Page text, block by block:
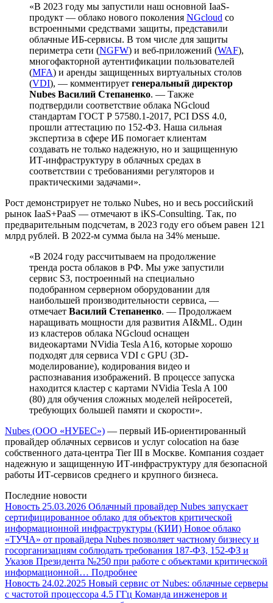
«‎В 2023 году мы запустили наш основной IaaS-
продукт — облако нового поколения NGcloud со
встроенными средствами защиты, представили
облачные ИБ-сервисы. В том числе для защиты
периметра сети (NGFW) и веб-приложений (WAF),
многофакторной аутентификации пользователей
(MFA) и аренды защищенных виртуальных столов
(VDI), — комментирует генеральный директор
Nubes Василий Степаненко. — Также
подтвердили соответствие облака NGcloud
стандартам ГОСТ Р 57580.1-2017, PCI DSS 4.0,
прошли аттестацию по 152-ФЗ. Наша сильная
экспертиза в сфере ИБ помогает клиентам
создавать не только надежную, но и защищенную
ИТ-инфраструктуру в облачных средах в
соответствии с требованиями регуляторов и
практическими задачами».
Рост демонстрирует не только Nubes, но и весь российский
рынок IaaS+PaaS — отмечают в iKS-Consulting. Так, по
предварительным подсчетам, в 2023 году его объем равен 121
млрд рублей. В 2022-м сумма была на 34% меньше.
«‎В 2024 году рассчитываем на продолжение
тренда роста облаков в РФ. Мы уже запустили
сервис S3, построенный на специально
подобранном серверном оборудовании для
наибольшей производительности сервиса, —
отмечает Василий Степаненко. — Продолжаем
наращивать мощности для развития AI&ML. Один
из кластеров облака NGсloud оснащен
видеокартами NVidia Tesla A16, которые хорошо
подходят для сервиса VDI с GPU (3D-
моделирование), кодирования видео и
распознавания изображений. В процессе запуска
находится кластер с картами NVidia Tesla A 100
(80) для обучения сложных моделей нейросетей,
требующих большей памяти и скорости».
Nubes (ООО «НУБЕС») — первый ИБ-ориентированный
провайдер облачных сервисов и услуг colocation на базе
собственного дата-центра Tier III в Москве. Компания создает
надежную и защищенную ИТ-инфраструктуру для безопасной
работы ИТ-сервисов среднего и крупного бизнеса.
Последние новости
Новость 25.03.2026 Облачный провайдер Nubes запускает
сертифицированное облако для объектов критической
информационной инфраструктуры (КИИ) Новое облако
«ТУЧА» от провайдера Nubes позволяет частному бизнесу и
госорганизациям соблюдать требования 187-ФЗ, 152-ФЗ и
Указов Президента №250 при работе с объектами критической
информационной… Подробнее
Новость 24.02.2025 Новый сервис от Nubes: облачные серверы
с частотой процессора 4.5 ГГц Команда инженеров и